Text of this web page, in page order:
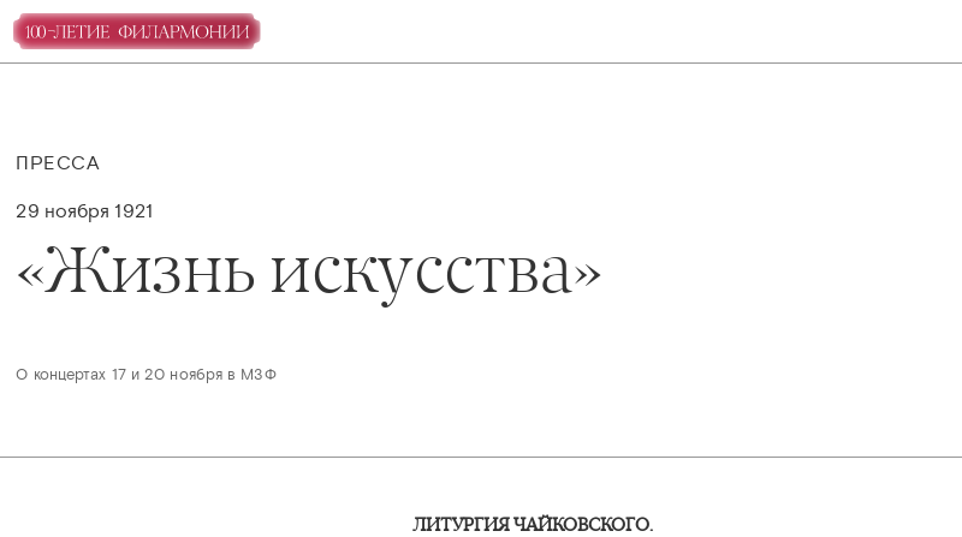
ПРЕССА
29 ноября 1921
«Жизнь искусства»
О концертах 17 и 20 ноября в МЗФ
ЛИТУРГИЯ ЧАЙКОВСКОГО.